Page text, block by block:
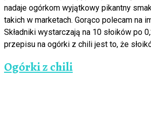
nadaje ogórkom wyjątkowy pikantny
takich w marketach. Gorąco polecam na
Składniki wystarczają na 10 słoików po
przepisu na ogórki z chili jest to, że
Ogórki z chili